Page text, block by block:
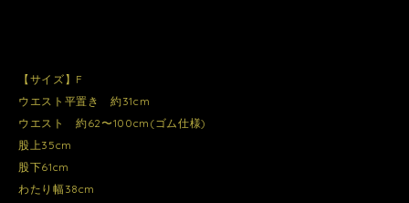
【サイズ】F
ウエスト平置き 約31cm
ウエスト 約62〜100cm(ゴム仕様)
股上35cm
股下61cm
わたり幅38cm